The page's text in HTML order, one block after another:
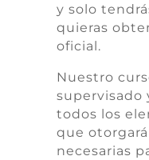
y solo
quieras
oficial.
Nuestro
supervisado
todos los
que
necesarias